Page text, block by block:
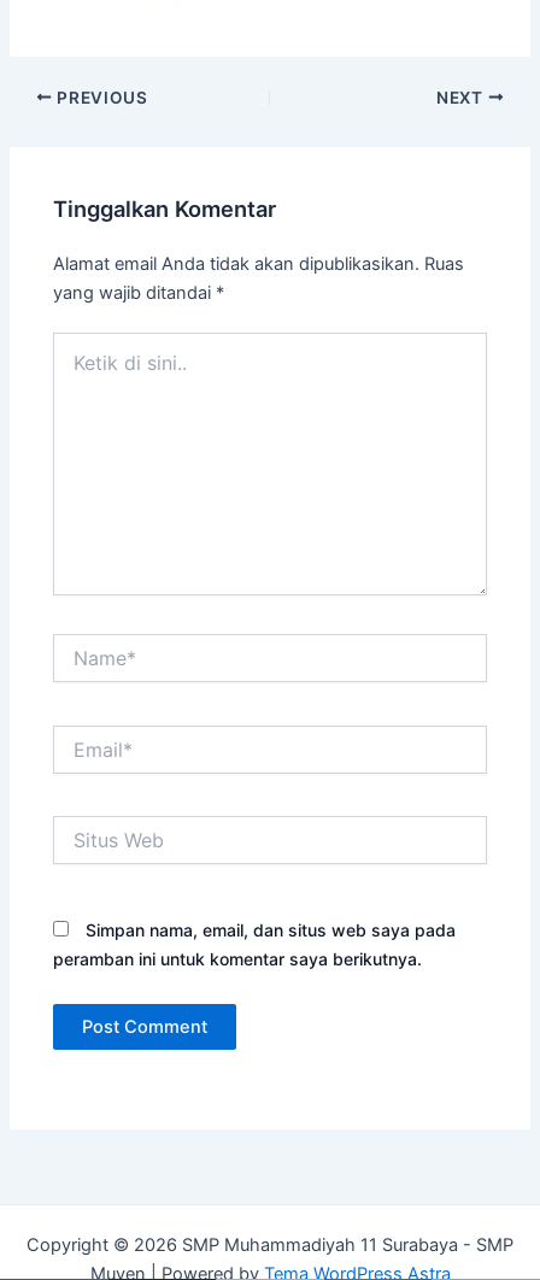
PREVIOUS NEXT
Tinggalkan Komentar
Alamat email Anda tidak akan dipublikasikan. Ruas
yang wajib ditandai *
Web
Simpan nama, email, dan situs web saya pada
peramban ini untuk komentar saya berikutnya.
Copyright © 2026 SMP Muhammadiyah 11 Surabaya - SMP
Muven | Powered byTema WordPress Astra